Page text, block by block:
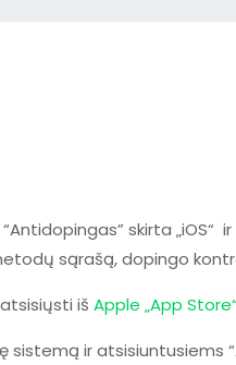
skirta „iOS“
sąrašą, dopingo
išApple „App Store“
ir atsisiuntusiems